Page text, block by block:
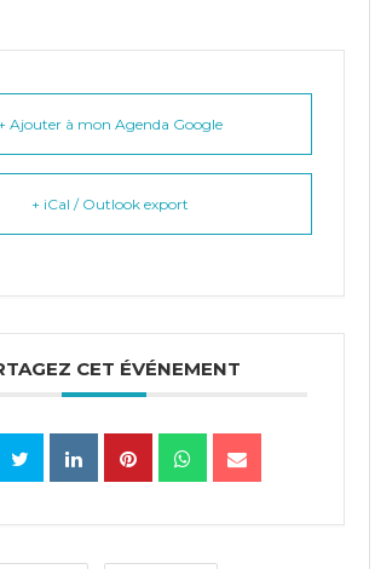
Ajouter à mon Agenda Google
+ iCal / Outlook export
CET ÉVÉNEMENT